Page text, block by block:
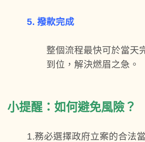
5. 撥款完成
整個流程最快可於當天
到位，解決燃眉之急。
小提醒：如何避免風險？
1.務必選擇政府立案的合法